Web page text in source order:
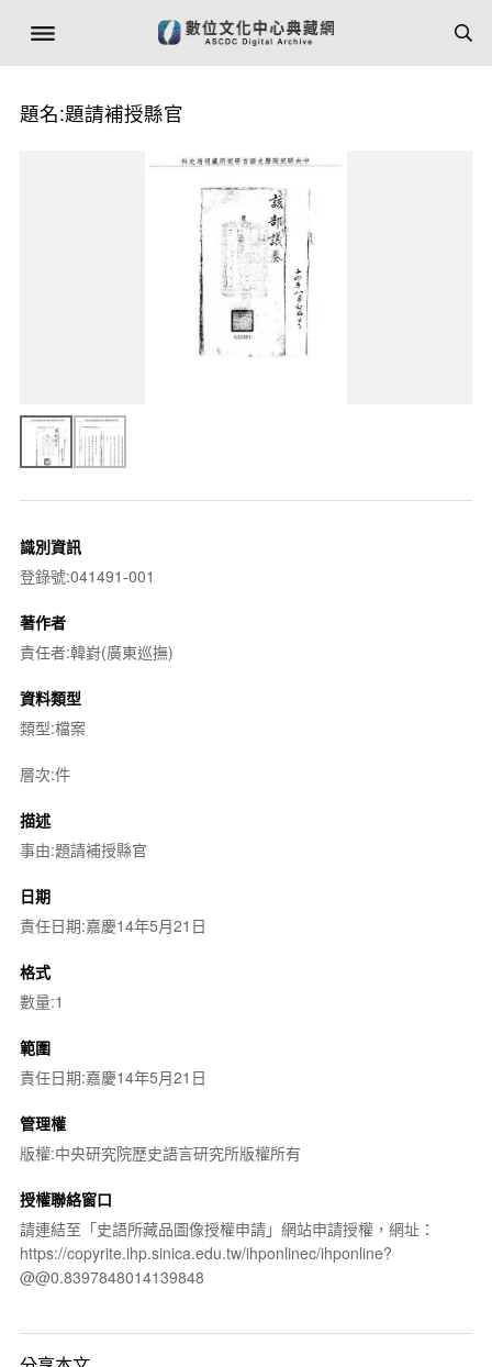
題名:題請補授縣官
識別資訊
登錄號:041491-001
著作者
責任者:韓崶(廣東巡撫)
資料類型
類型:檔案
層次:件
描述
事由:題請補授縣官
日期
責任日期:嘉慶14年5月21日
格式
數量:1
範圍
責任日期:嘉慶14年5月21日
管理權
版權:中央研究院歷史語言研究所版權所有
授權聯絡窗口
請連結至「史語所藏品圖像授權申請」網站申請授權，網址：
https://copyrite.ihp.sinica.edu.tw/ihponlinec/ihponline?
@@0.8397848014139848